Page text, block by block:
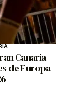
Canaria
de Europa